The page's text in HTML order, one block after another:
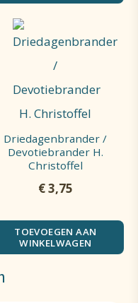
Driedagenbrander /
Devotiebrander H.
Christoffel
€3,75
TOEVOEGEN AAN
WINKELWAGEN